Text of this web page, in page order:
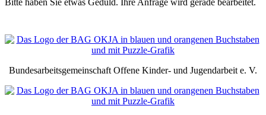
Bitte haben Sie etwas Geduld. Ihre Anfrage wird gerade bearbeitet.
Bundesarbeitsgemeinschaft Offene Kinder- und Jugendarbeit e. V.